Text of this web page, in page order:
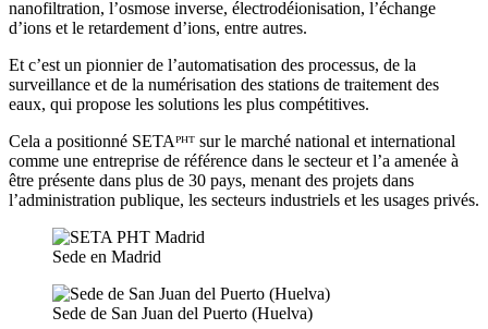
nanofiltration, l’osmose inverse, électrodéionisation, l’échange
d’ions et le retardement d’ions, entre autres.
Et c’est un pionnier de l’automatisation des processus, de la
surveillance et de la numérisation des stations de traitement des
eaux, qui propose les solutions les plus compétitives.
Cela a positionné SETAᴾᴴᵀ sur le marché national et international
comme une entreprise de référence dans le secteur et l’a amenée à
être présente dans plus de 30 pays, menant des projets dans
l’administration publique, les secteurs industriels et les usages privés.
Sede en Madrid
Sede de San Juan del Puerto (Huelva)